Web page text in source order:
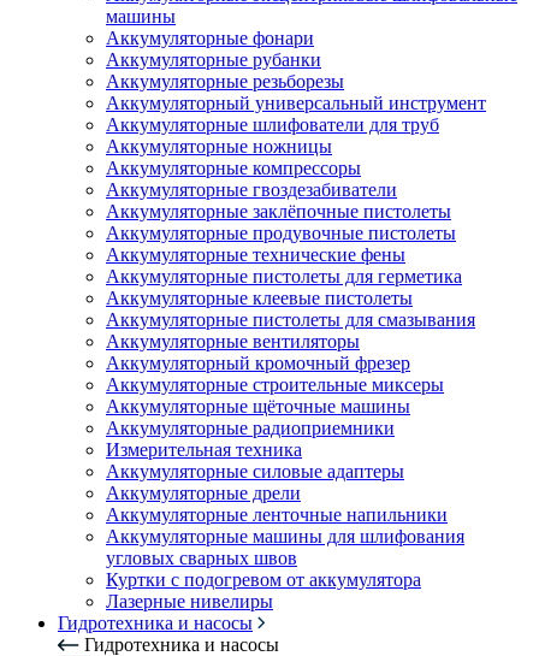
машины
Аккумуляторные фонари
Аккумуляторные рубанки
Аккумуляторные резьборезы
Аккумуляторный универсальный инструмент
Аккумуляторные шлифователи для труб
Аккумуляторные ножницы
Аккумуляторные компрессоры
Аккумуляторные гвоздезабиватели
Аккумуляторные заклёпочные пистолеты
Аккумуляторные продувочные пистолеты
Аккумуляторные технические фены
Аккумуляторные пистолеты для герметика
Аккумуляторные клеевые пистолеты
Аккумуляторные пистолеты для смазывания
Аккумуляторные вентиляторы
Аккумуляторный кромочный фрезер
Аккумуляторные строительные миксеры
Аккумуляторные щёточные машины
Аккумуляторные радиоприемники
Измерительная техника
Аккумуляторные силовые адаптеры
Аккумуляторные дрели
Аккумуляторные ленточные напильники
Аккумуляторные машины для шлифования
угловых сварных швов
Куртки с подогревом от аккумулятора
Лазерные нивелиры
Гидротехника и насосы
Гидротехника и насосы